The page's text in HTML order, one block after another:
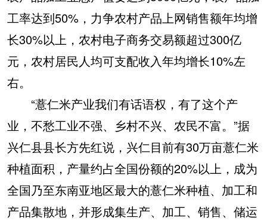
工率达到50%，力争农村产品上网销售额年均增
长30%以上，农村电子商务交易额超过300亿
元，农村居民人均可支配收入年均增长10%左
右。
“薏仁米产业我们有话语权，有了这个产
业，不愁工业不强、乡村不兴、农民不富。”据
兴仁县县长方先红说，兴仁目前有30万亩薏仁米
种植面积，产量约占全国份额的20%以上，成为
全国乃至东南亚地区最大的薏仁米种植、加工和
产品集散地，并形成集生产、加工、销售、储运